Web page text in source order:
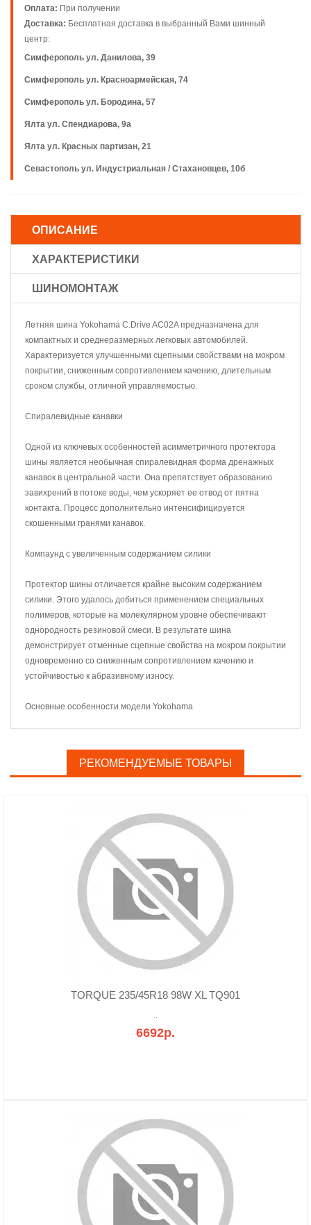
Оплата: При получении
Доставка: Бесплатная доставка в выбранный Вами шинный
центр:
Симферополь ул. Данилова, 39
Симферополь ул. Красноармейская, 74
Симферополь ул. Бородина, 57
Ялта ул. Спендиарова, 9а
Ялта ул. Красных партизан, 21
Севастополь ул. Индустриальная / Стахановцев, 10б
ОПИСАНИЕ
ХАРАКТЕРИСТИКИ
ШИНОМОНТАЖ
Летняя шина Yokohama C.Drive AC02A предназначена для
компактных и среднеразмерных легковых автомобилей.
Характеризуется улучшенными сцепными свойствами на мокром
покрытии, сниженным сопротивлением качению, длительным
сроком службы, отличной управляемостью.
Спиралевидные канавки
Одной из ключевых особенностей асимметричного протектора
шины является необычная спиралевидная форма дренажных
канавок в центральной части. Она препятствует образованию
завихрений в потоке воды, чем ускоряет ее отвод от пятна
контакта. Процесс дополнительно интенсифицируется
скошенными гранями канавок.
Компаунд с увеличенным содержанием силики
Протектор шины отличается крайне высоким содержанием
силики. Этого удалось добиться применением специальных
полимеров, которые на молекулярном уровне обеспечивают
однородность резиновой смеси. В результате шина
демонстрирует отменные сцепные свойства на мокром покрытии
одновременно со сниженным сопротивлением качению и
устойчивостью к абразивному износу.
Основные особенности модели Yokohama
РЕКОМЕНДУЕМЫЕ ТОВАРЫ
TORQUE 235/45R18 98W XL TQ901
..
6692р.